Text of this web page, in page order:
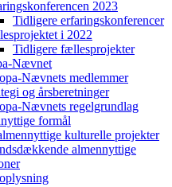
2023
Tidligere erfaringskonferencer
i 2022
Tidligere fællesprojekter
Nævnet
Nævnets medlemmer
og årsberetninger
Nævnets regelgrundlag
formål
kulturelle projekter
almennyttige